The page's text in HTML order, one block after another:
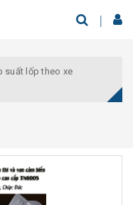
suất lốp theo xe